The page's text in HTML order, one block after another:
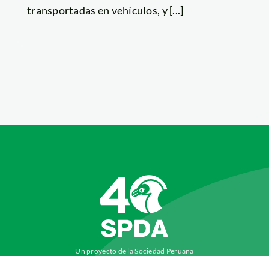
transportadas en vehículos, y [...]
Un proyecto de la Sociedad Peruana